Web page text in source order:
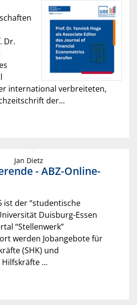
Dr.
international verbreiteten,
der...
Jan Dietz
- ABZ-Online-
ist der “studentische
Duisburg-Essen
“Stellenwerk”
werden Jobangebote für
(SHK) und
...